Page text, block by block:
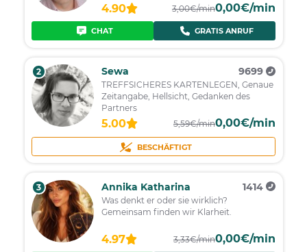
4.90 3,00€/min0,00€/min
CHAT GRATIS ANRUF
2 Sewa 9699
TREFFSICHERES KARTENLEGEN, Genaue
Zeitangabe, Hellsicht, Gedanken des
Partners
5.00 5,59€/min0,00€/min
BESCHÄFTIGT
3 Annika Katharina 1414
Was denkt er oder sie wirklich?
Gemeinsam finden wir Klarheit.
4.97 3,33€/min0,00€/min